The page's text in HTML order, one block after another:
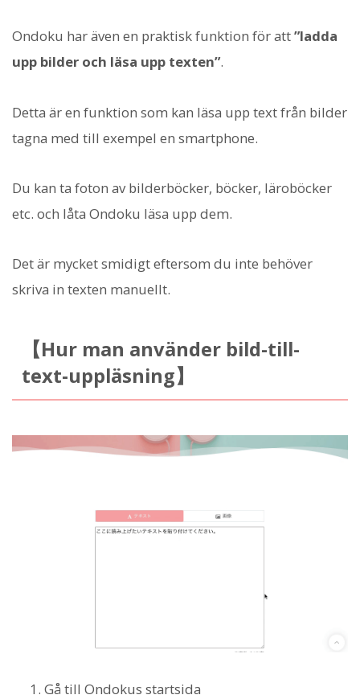
Ondoku har även en praktisk funktion för att”ladda
upp bilder och läsa upp texten”.
Detta är en funktion som kan läsa upp text från bilder
tagna med till exempel en smartphone.
Du kan ta foton av bilderböcker, böcker, läroböcker
etc. och låta Ondoku läsa upp dem.
Det är mycket smidigt eftersom du inte behöver
skriva in texten manuellt.
【Hur man använder bild-till-
text-uppläsning】
Gå till Ondokus startsida